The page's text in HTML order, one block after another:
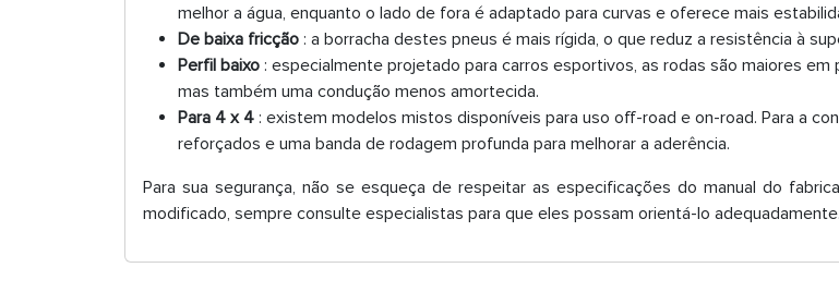
melhor a água, enquanto o lado de fora é adaptado para curvas e oferece mais
De baixa fricção : a borracha destes pneus é mais rígida, o que reduz a resistência à
Perfil baixo : especialmente projetado para carros esportivos, as rodas são maiores
mas também uma condução menos amortecida.
Para 4 x 4 : existem modelos mistos disponíveis para uso off-road e on-road. Para a
reforçados e uma banda de rodagem profunda para melhorar a aderência.
Para sua segurança, não se esqueça de respeitar as especificações do manual do
modificado, sempre consulte especialistas para que eles possam orientá-lo adequadamente.